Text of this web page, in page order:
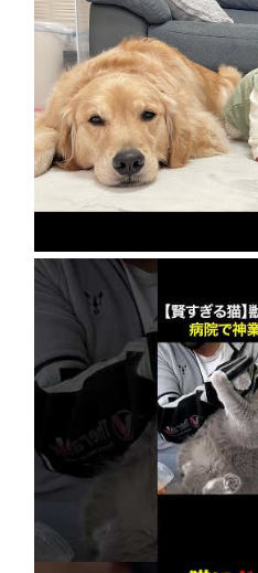
急成長の裏には豆柴と
協力がありました…
2026年8月8日
【賢すぎる猫】獣医も驚
2026年8月6日